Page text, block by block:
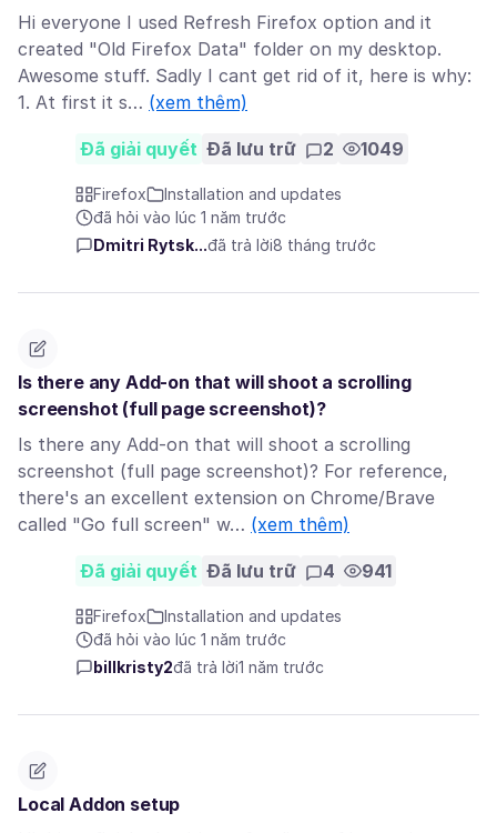
Hi everyone I used Refresh Firefox option and it
created "Old Firefox Data" folder on my desktop.
Awesome stuff. Sadly I cant get rid of it, here is why:
1. At first it s… (xem thêm)
Đã giải quyết Đã lưu trữ 2 1049
Firefox
Installation and updates
đã hỏi vào lúc 1 năm trước
Dmitri Rytsk...đã trả lời8 tháng trước
Is there any Add-on that will shoot a scrolling
screenshot (full page screenshot)?
Is there any Add-on that will shoot a scrolling
screenshot (full page screenshot)? For reference,
there's an excellent extension on Chrome/Brave
called "Go full screen" w… (xem thêm)
Đã giải quyết Đã lưu trữ 4 941
Firefox
Installation and updates
đã hỏi vào lúc 1 năm trước
billkristy2đã trả lời1 năm trước
Local Addon setup